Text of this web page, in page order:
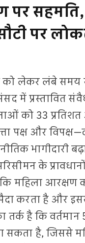
पर
पर
को लेकर लंबे समय
में
को 33
पक्ष और
भागीदारी
के
कि महिला
करता है और
तर्क है कि
है, जिससे